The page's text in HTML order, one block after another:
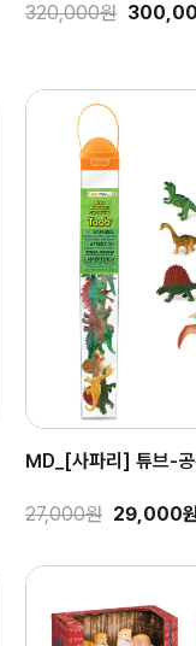
320,000원
MD_[사파리] 튜브-
27,000원 29,000